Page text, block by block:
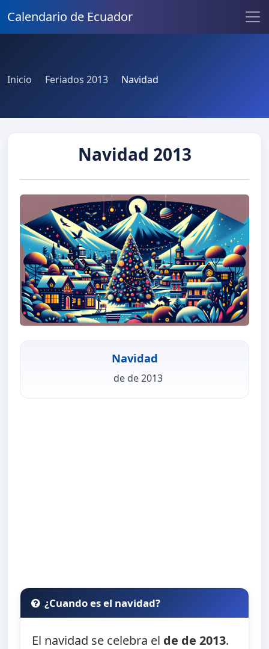
Calendario de Ecuador
Inicio Feriados 2013 Navidad
Navidad 2013
Navidad
de de 2013
¿Cuando es el navidad?
El navidad se celebra el de de 2013.